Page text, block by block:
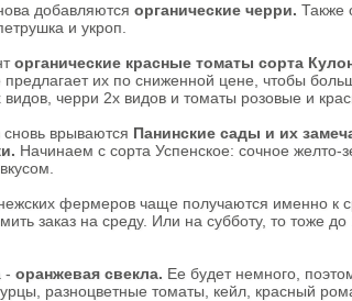
добавляются органические черри. Также
и укроп.
органические красные томаты сорта
предлагает их по сниженной цене, чтобы
видов, черри 2х видов и томаты розовые и
врываются Панинские сады и их
Начинаем с сорта Успенское: сочное желто-
фермеров чаще получаются именно к
заказ на среду. Или на субботу, то тоже
- оранжевая свекла. Ее будет немного,
разноцветные томаты, кейл, красный